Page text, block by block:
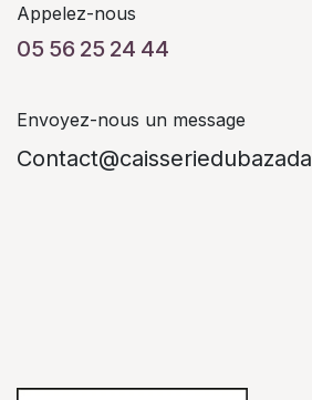
Appelez-nous
05 56 25 24 44
Envoyez-nous un message